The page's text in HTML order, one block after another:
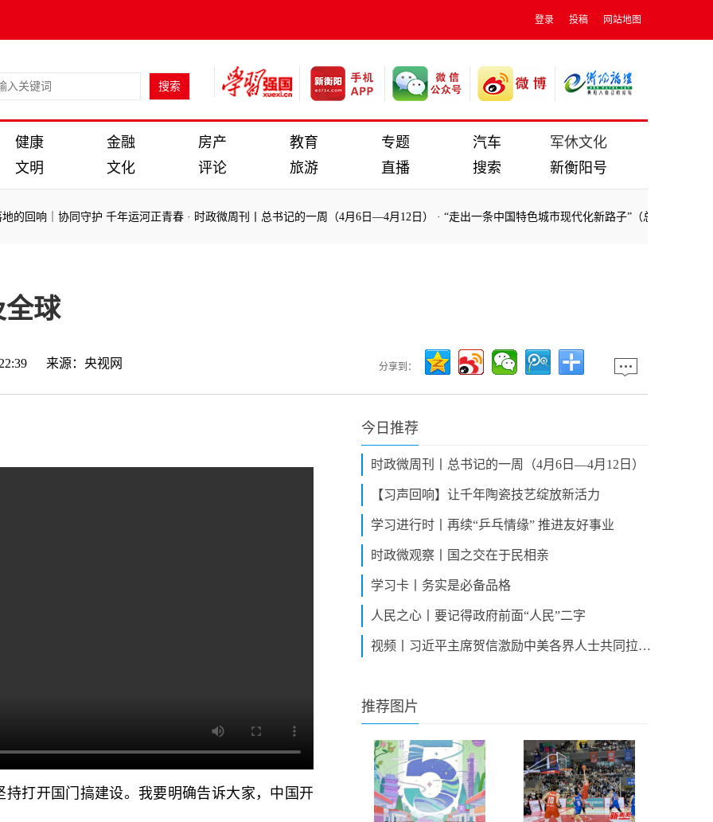
登录 投稿 网站地图
健康 金融 房产 教育 专题 汽车
军休文化
文明 文化 评论 旅游 直播 搜索 新衡阳号
回响｜协同守护 千年运河正青春·时政微周刊丨总书记的一周（4月6日—4月12日）· “走出一条中国特色城市现代化新路子”（总书记的人民情
回响｜协同守护 千年运河正青春
球
来源： 央视网 分享到：
打开国门搞建设。我要明确告诉大家，中国开
今日推荐
时政微周刊丨总书记的一周（4月6日—4月12日）
【习声回响】让千年陶瓷技艺绽放新活力
学习进行时丨再续“乒乓情缘” 推进友好事业
时政微观察丨国之交在于民相亲
学习卡丨务实是必备品格
人民之心丨要记得政府前面“人民”二字
视频丨习近平主席贺信激励中美各界人士共同拉紧友谊纽带
推荐图片